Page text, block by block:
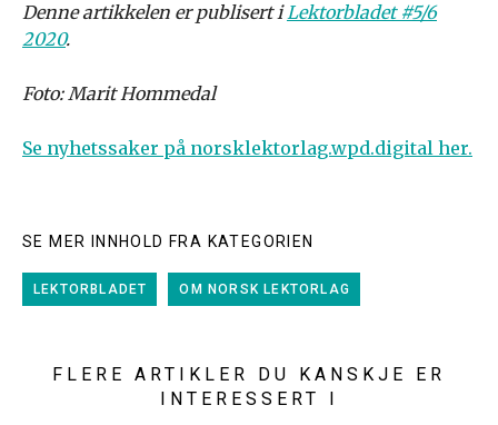
Denne artikkelen er publisert iLektorbladet #5/6
2020.
Foto: Marit Hommedal
Se nyhetssaker på norsklektorlag.wpd.digital her.
SE MER INNHOLD FRA KATEGORIEN
LEKTORBLADET OM NORSK LEKTORLAG
FLERE ARTIKLER DU KANSKJE ER
INTERESSERT I